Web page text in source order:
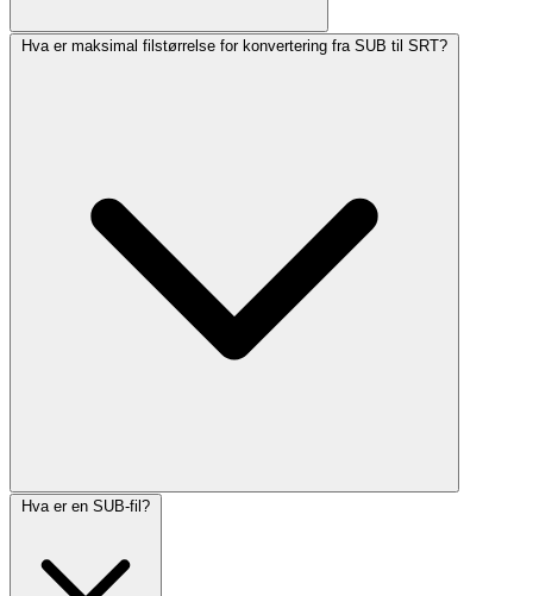
Hva er maksimal filstørrelse for konvertering fra SUB til SRT?
Hva er en SUB-fil?